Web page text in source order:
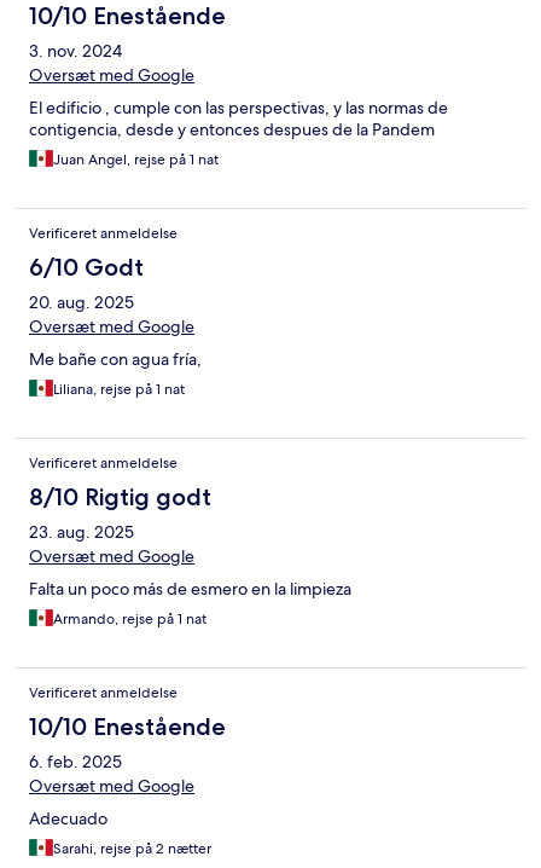
10/10 Enestående
3. nov. 2024
Oversæt med Google
El edificio , cumple con las perspectivas, y las normas de
contigencia, desde y entonces despues de la Pandem
Juan Angel, rejse på 1 nat
Verificeret anmeldelse
6/10 Godt
20. aug. 2025
Oversæt med Google
Me bañe con agua fría,
Liliana, rejse på 1 nat
Verificeret anmeldelse
8/10 Rigtig godt
23. aug. 2025
Oversæt med Google
Falta un poco más de esmero en la limpieza
Armando, rejse på 1 nat
Verificeret anmeldelse
10/10 Enestående
6. feb. 2025
Oversæt med Google
Adecuado
Sarahi, rejse på 2 nætter